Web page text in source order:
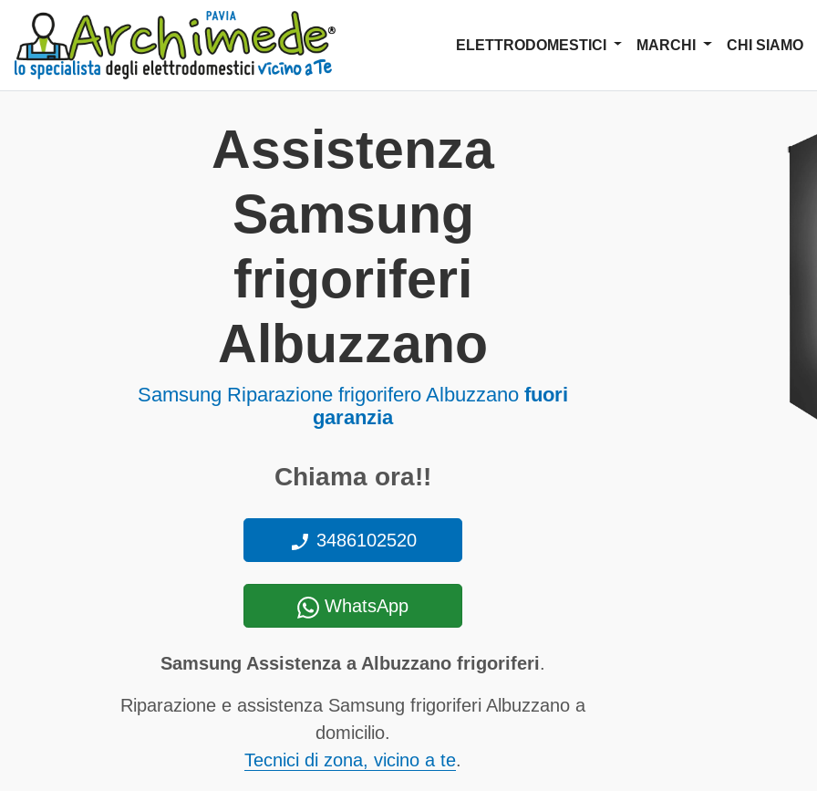
ELETTRODOMESTICI MARCHI CHI SIAMO
Assistenza
Samsung
frigoriferi
Albuzzano
Samsung Riparazione frigorifero Albuzzano fuori
garanzia
Chiama ora!!
3486102520
WhatsApp
Samsung Assistenza a Albuzzano frigoriferi.
Riparazione e assistenza Samsung frigoriferi Albuzzano a
domicilio.
Tecnici di zona, vicino a te.